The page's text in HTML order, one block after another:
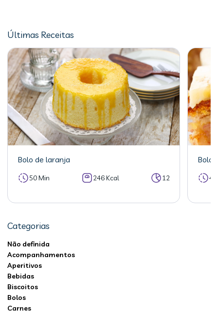
Últimas Receitas
Bolo de laranja
50 Min 246 Kcal 12
Bolo
Categorias
Não definida
Acompanhamentos
Aperitivos
Bebidas
Biscoitos
Bolos
Carnes